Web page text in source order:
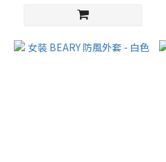
XS(85)